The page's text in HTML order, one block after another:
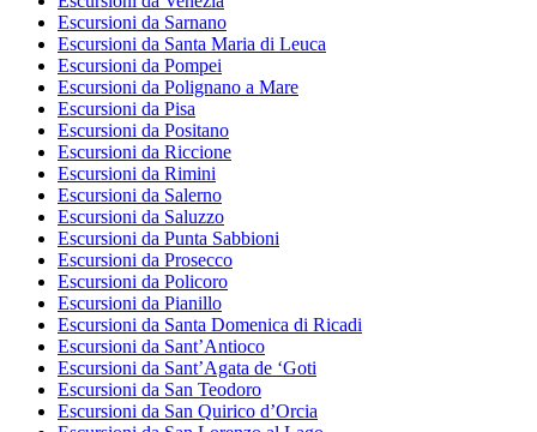
Escursioni da Sarnano
Escursioni da Santa Maria di Leuca
Escursioni da Pompei
Escursioni da Polignano a Mare
Escursioni da Pisa
Escursioni da Positano
Escursioni da Riccione
Escursioni da Rimini
Escursioni da Salerno
Escursioni da Saluzzo
Escursioni da Punta Sabbioni
Escursioni da Prosecco
Escursioni da Policoro
Escursioni da Pianillo
Escursioni da Santa Domenica di Ricadi
Escursioni da Sant’Antioco
Escursioni da Sant’Agata de ‘Goti
Escursioni da San Teodoro
Escursioni da San Quirico d’Orcia